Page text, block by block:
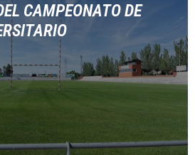
CAMPEONATO DE